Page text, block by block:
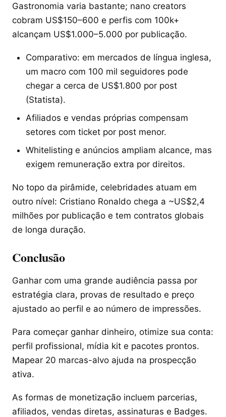
Gastronomia varia bastante; nano creators
cobram US$150–600 e perfis com 100k+
alcançam US$1.000–5.000 por publicação.
Comparativo: em mercados de língua inglesa,
um macro com 100 mil seguidores pode
chegar a cerca de US$1.800 por post
(Statista).
Afiliados e vendas próprias compensam
setores com ticket por post menor.
Whitelisting e anúncios ampliam alcance, mas
exigem remuneração extra por direitos.
No topo da pirâmide, celebridades atuam em
outro nível: Cristiano Ronaldo chega a ~US$2,4
milhões por publicação e tem contratos globais
de longa duração.
Conclusão
Ganhar com uma grande audiência passa por
estratégia clara, provas de resultado e preço
ajustado ao perfil e ao número de impressões.
Para começar ganhar dinheiro, otimize sua conta:
perfil profissional, mídia kit e pacotes prontos.
Mapear 20 marcas-alvo ajuda na prospecção
ativa.
As formas de monetização incluem parcerias,
afiliados, vendas diretas, assinaturas e Badges.